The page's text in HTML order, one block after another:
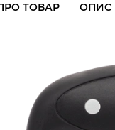
ТОВАР ОПИС